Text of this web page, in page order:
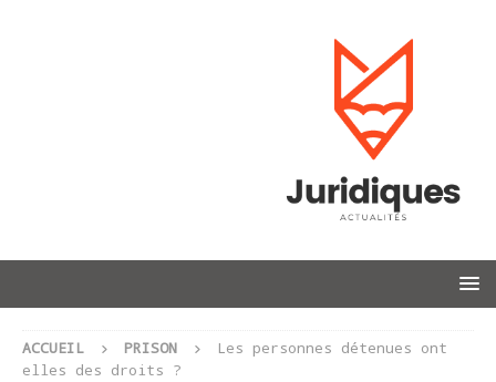
ACCUEIL PRISON
Les personnes détenues ont
elles des droits ?